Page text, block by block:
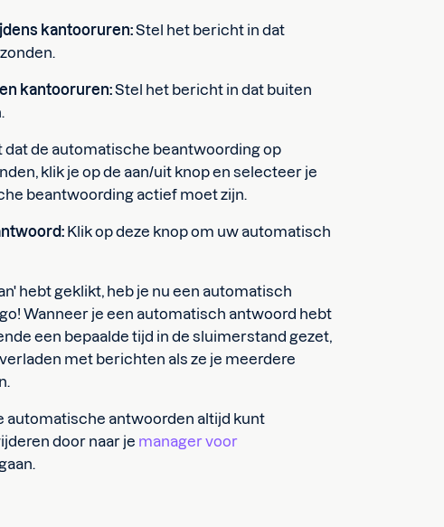
kantooruren:Stel het bericht in dat
kantooruren:Stel het bericht in dat buiten
dat de automatische beantwoording op
klik je op de aan/uit knop en selecteer je
beantwoording actief moet zijn.
Klik op deze knop om uw automatisch
hebt geklikt, heb je nu een automatisch
Wanneer je een automatisch antwoord hebt
een bepaalde tijd in de sluimerstand gezet,
met berichten als ze je meerdere
automatische antwoorden altijd kunt
door naar je manager voor